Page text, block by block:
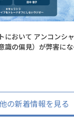
において アンコンシャ
識の偏見）が弊害にな
の新着情報を見る